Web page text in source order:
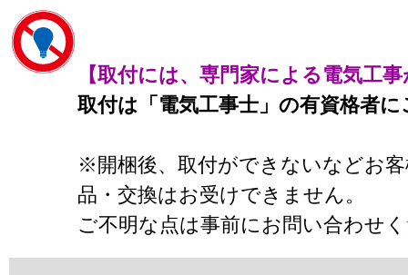
【取付には、専門家による電気工
取付は「電気工事士」の有資格者
※開梱後、取付ができないなどお
品・交換はお受けできません。
ご不明な点は事前にお問い合わせ